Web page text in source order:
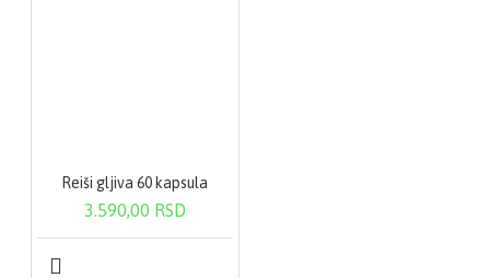
Reiši gljiva 60 kapsula
3.590,00 RSD